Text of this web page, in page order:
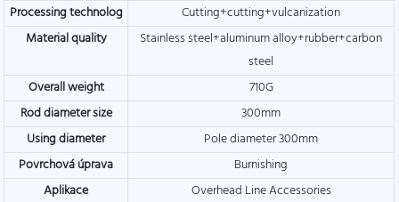
Processing technolog
Cutting+cutting+vulcanization
Material quality
Stainless steel+aluminum alloy+rubber+carbon
steel
Overall weight
710G
Rod diameter size
300mm
Using diameter
Pole diameter 300mm
Povrchová úprava
Burnishing
Aplikace
Overhead Line Accessories